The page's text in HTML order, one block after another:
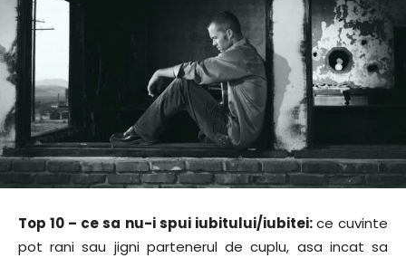
Top 10 – ce sa nu-i spui iubitului/iubitei:ce cuvinte
pot rani sau jigni partenerul de cuplu, asa incat sa